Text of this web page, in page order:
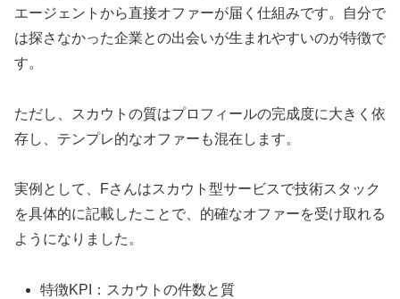
エージェントから直接オファーが届く仕組みです。自分で
は探さなかった企業との出会いが生まれやすいのが特徴で
す。
ただし、スカウトの質はプロフィールの完成度に大きく依
存し、テンプレ的なオファーも混在します。
実例として、Fさんはスカウト型サービスで技術スタック
を具体的に記載したことで、的確なオファーを受け取れる
ようになりました。
特徴KPI：スカウトの件数と質